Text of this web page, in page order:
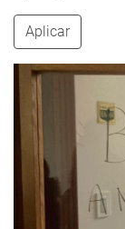
Aplicar